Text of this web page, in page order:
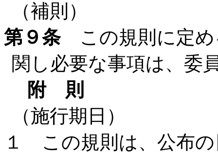
（補則）
第９条この規則に定め
関し必要な事項は、委
附 則
（施行期日）
１ この規則は、公布